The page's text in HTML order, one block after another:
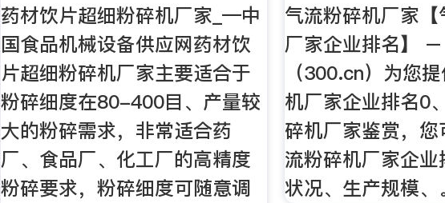
药材饮片超细粉碎机厂家_—中
国食品机械设备供应网药材饮
片超细粉碎机厂家主要适合于
粉碎细度在80-400目、产量较
大的粉碎需求，非常适合药
厂、食品厂、化工厂的高精度
粉碎要求，粉碎细度可随意调
气流粉碎机厂家
厂家企业排名】
（300.cn）为您
机厂家企业排名0
碎机厂家鉴赏，
流粉碎机厂家企
状况、生产规模、